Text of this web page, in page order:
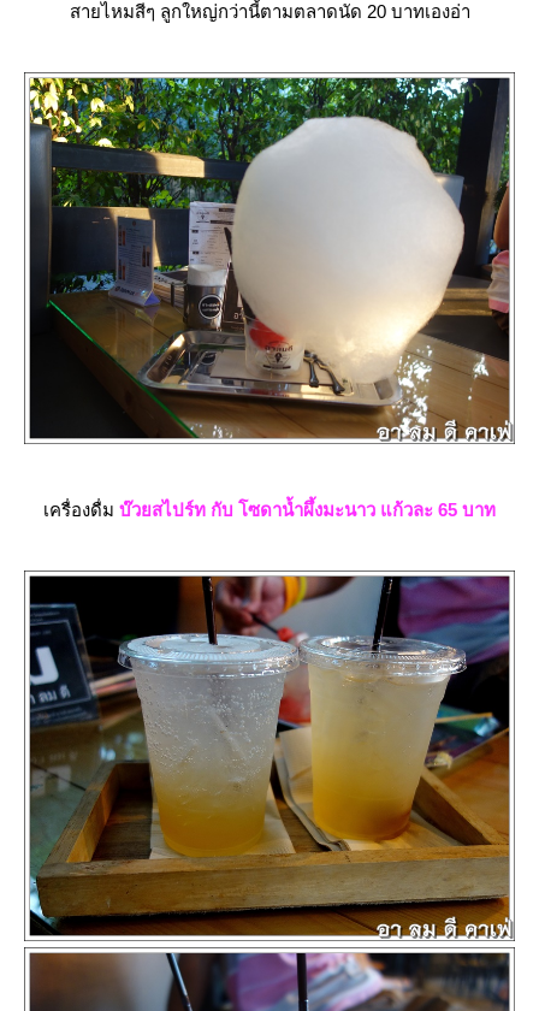
สายไหมสีๆ ลูกใหญ่กว่านี้ตามตลาดนัด 20 บาทเองอ่า
เครื่องดื่ม บ๊วยสไปร์ท กับ โซดาน้ำผึ้งมะนาว แก้วละ 65 บาท